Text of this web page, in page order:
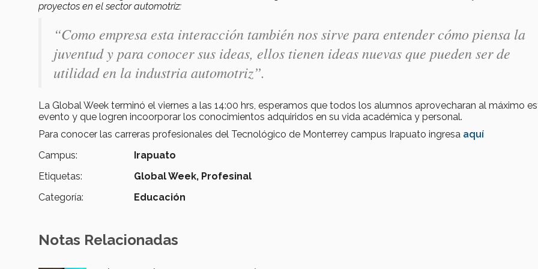
proyectos en el sector automotriz:
“Como empresa esta interacción también nos sirve para entender cómo piensa la
juventud y para conocer sus ideas, ellos tienen ideas nuevas que pueden ser de
utilidad en la industria automotriz”.
La Global Week terminó el viernes a las 14:00 hrs, esperamos que todos los alumnos aprovecharan al máximo
evento y que logren incoorporar los conocimientos adquiridos en su vida académica y personal.
Para conocer las carreras profesionales del Tecnológico de Monterrey campus Irapuato ingresa aquí
Campus:
Irapuato
Etiquetas:
Global Week, Profesinal
Categoría:
Educación
Notas Relacionadas